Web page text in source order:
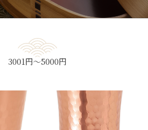
3001円～5000円